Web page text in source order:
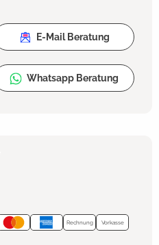
E-Mail Beratung
Whatsapp Beratung
Rechnung Vorkasse